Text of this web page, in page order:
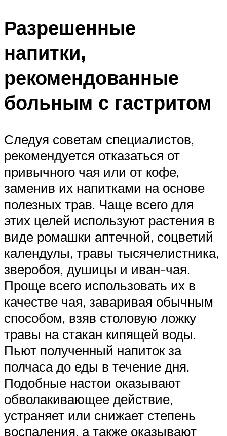
Разрешенные
напитки,
рекомендованные
больным с гастритом
Следуя советам специалистов,
рекомендуется отказаться от
привычного чая или от кофе,
заменив их напитками на основе
полезных трав. Чаще всего для
этих целей используют растения в
виде ромашки аптечной, соцветий
календулы, травы тысячелистника,
зверобоя, душицы и иван-чая.
Проще всего использовать их в
качестве чая, заваривая обычным
способом, взяв столовую ложку
травы на стакан кипящей воды.
Пьют полученный напиток за
полчаса до еды в течение дня.
Подобные настои оказывают
обволакивающее действие,
устраняет или снижает степень
воспаления, а также оказывают